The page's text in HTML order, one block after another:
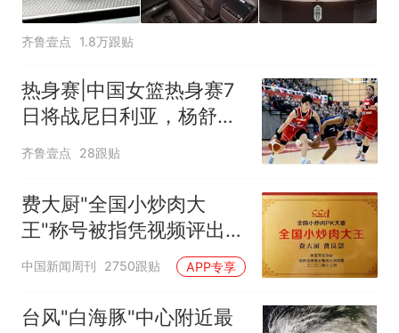
齐鲁壹点 1.8万跟贴
热身赛|中国女篮热身赛7
日将战尼日利亚，杨舒予
有望出战
齐鲁壹点 28跟贴
费大厨"全国小炒肉大
王"称号被指凭视频评出
官方回应
中国新闻周刊 2750跟贴 APP专享
台风"白海豚"中心附近最